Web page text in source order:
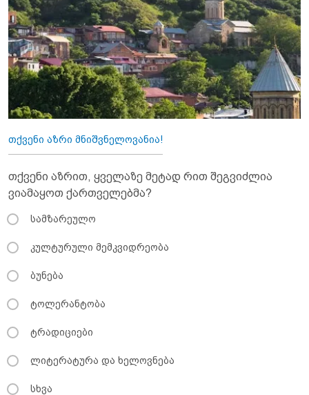
თქვენი აზრი მნიშვნელოვანია!
თქვენი აზრით, ყველაზე მეტად რით შეგვიძლია
ვიამაყოთ ქართველებმა?
სამზარეულო
კულტურული მემკვიდრეობა
ბუნება
ტოლერანტობა
ტრადიციები
ლიტერატურა და ხელოვნება
სხვა